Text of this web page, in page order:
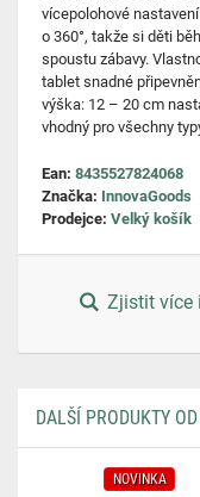
vícepolohové
o 360°, takže si děti
spoustu zábavy.
tablet snadné
výška: 12 – 20 cm
vhodný pro všechny
Ean: 8435527824068
Značka: InnovaGoods
Prodejce: Velký košík
Zjistit více
DALŠÍ PRODUKTY
NOVINKA